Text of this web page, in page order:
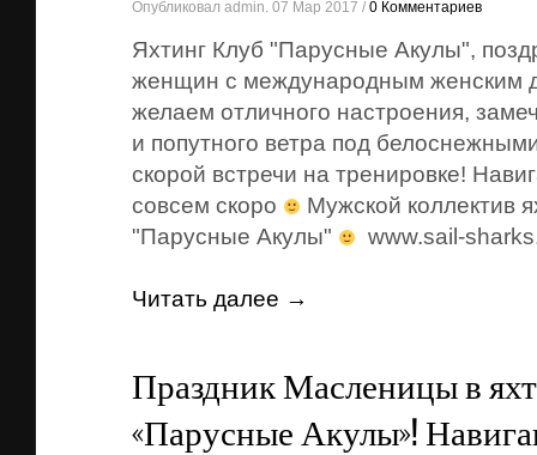
Опубликовал admin. 07 Мар 2017 / 0 Комментариев
Яхтинг Клуб "Парусные Акулы",
женщин с международным женским
желаем отличного настроения,
и попутного ветра под
скорой встречи на тренировке!
совсем скоро
Мужской коллектив
"Парусные Акулы"
www.sail-
Читать далее →
Праздник Масленицы в
«Парусные Акулы»!